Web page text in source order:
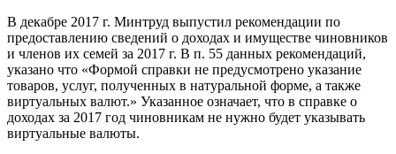
В декабре 2017 г. Минтруд выпустил рекомендации по
предоставлению сведений о доходах и имуществе чиновников
и членов их семей за 2017 г. В п. 55 данных рекомендаций,
указано что «Формой справки не предусмотрено указание
товаров, услуг, полученных в натуральной форме, а также
виртуальных валют.» Указанное означает, что в справке о
доходах за 2017 год чиновникам не нужно будет указывать
виртуальные валюты.